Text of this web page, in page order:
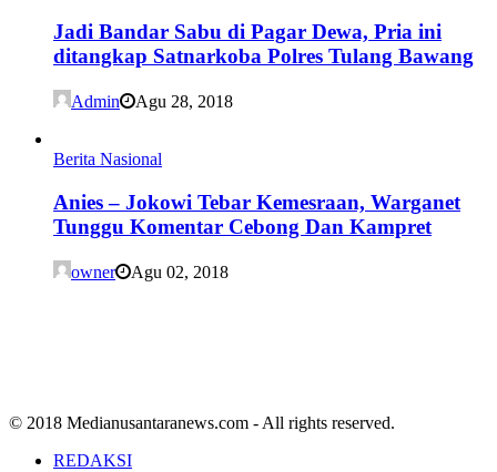
Jadi Bandar Sabu di Pagar Dewa, Pria ini
ditangkap Satnarkoba Polres Tulang Bawang
Admin Agu 28, 2018
Berita Nasional
Anies – Jokowi Tebar Kemesraan, Warganet
Tunggu Komentar Cebong Dan Kampret
owner Agu 02, 2018
© 2018 Medianusantaranews.com - All rights reserved.
REDAKSI